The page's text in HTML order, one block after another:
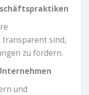
sind,
zu fördern.
und